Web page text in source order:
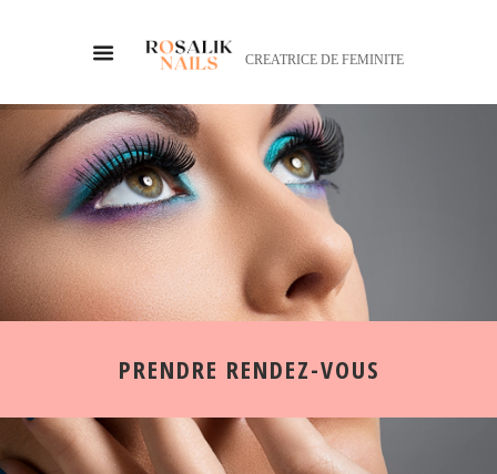
CREATRICE DE FEMINITE
PRENDRE RENDEZ-VOUS